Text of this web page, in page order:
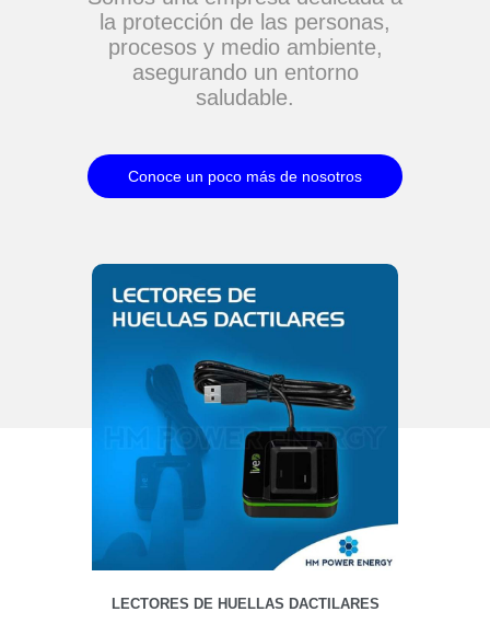
la protección de las personas,
procesos y medio ambiente,
asegurando un entorno
saludable.
Conoce un poco más de nosotros
LECTORES DE HUELLAS DACTILARES